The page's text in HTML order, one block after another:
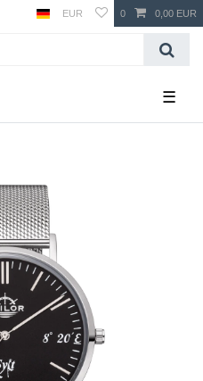
EUR 0 0,00 EUR
☰